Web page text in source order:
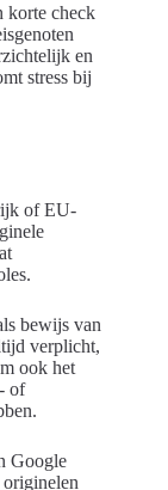
korte check
en
stress bij
of EU-
bewijs van
verplicht,
ook het
of
Google